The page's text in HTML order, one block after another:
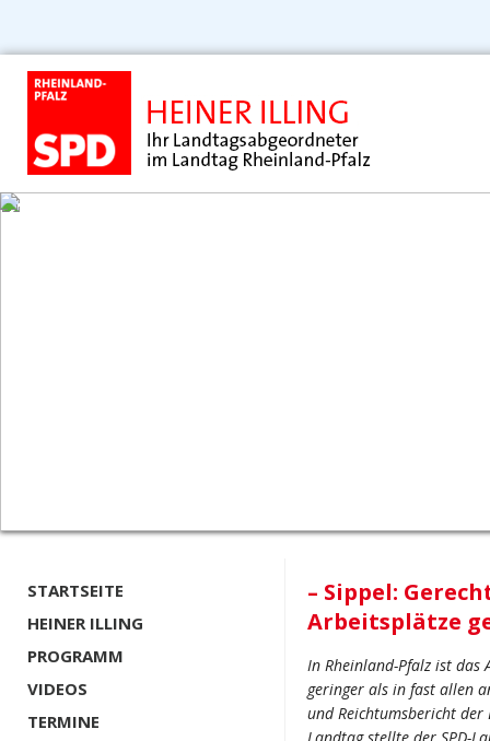
STARTSEITE
HEINER ILLING
PROGRAMM
VIDEOS
TERMINE
– Sippel:
Arbeitsplätze
In Rheinland-Pfalz ist
geringer als in fast allen
und Reichtumsbericht